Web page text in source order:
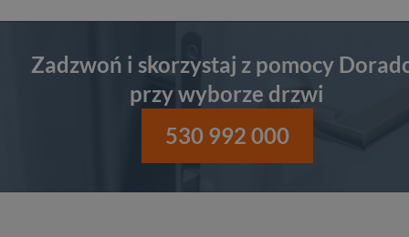
Zadzwoń i skorzystaj z pomocy
przy wyborze drzwi
530 992 000